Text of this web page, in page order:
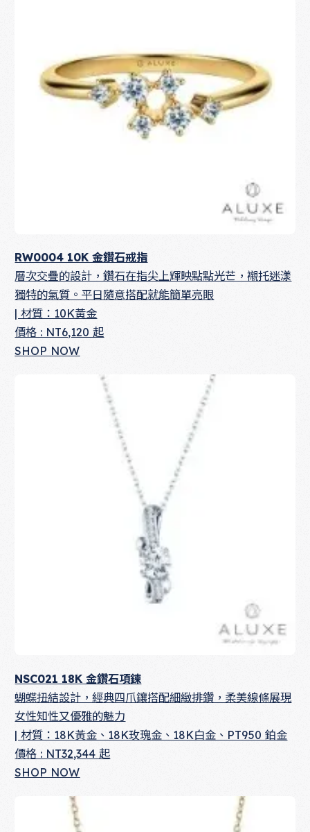
RW0004 10K 金鑽石戒指
層次交疊的設計，鑽石在指尖上輝映點點光芒，襯托迷漾
獨特的氣質。平日隨意搭配就能簡單亮眼
| 材質：10K黃金
價格 : NT6,120 起
SHOP NOW
NSC021 18K 金鑽石項鍊
蝴蝶扭結設計，經典四爪鑲搭配細緻排鑽，柔美線條展現
女性知性又優雅的魅力
| 材質：18K黃金、18K玫瑰金、18K白金、PT950 鉑金
價格 : NT32,344 起
SHOP NOW